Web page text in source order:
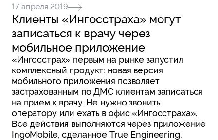
17 апреля 2019
Клиенты «Ингосстраха» могут
записаться к врачу через
мобильное приложение
«Ингосстрах» первым на рынке запустил
комплексный продукт: новая версия
мобильного приложения позволяет
застрахованным по ДМС клиентам записаться
на прием к врачу. Не нужно звонить
оператору или ехать в офис «Ингосстраха».
Все действия выполняются через приложение
IngoMobile, сделанное True Engineering.